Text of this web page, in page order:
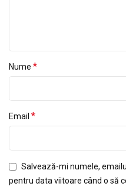
Nume *
Email *
Salvează-mi numele,
pentru data viitoare când o să